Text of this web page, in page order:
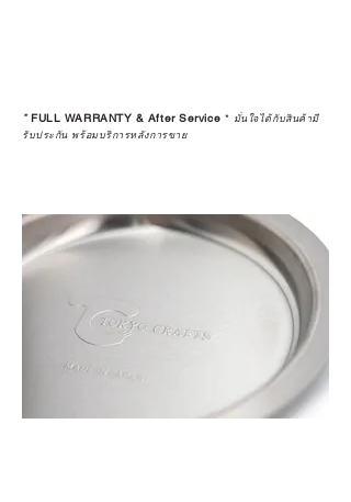
*FULL WARRANTY & After Service * มั่นใจได้กับสินค้ามี
รับประกัน พร้อมบริการหลังการขาย